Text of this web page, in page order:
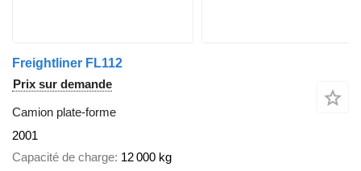
Freightliner FL112
Prix sur demande
Camion plate-forme
2001
Capacité de charge 12 000 kg